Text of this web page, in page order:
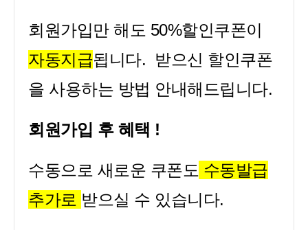
회원가입만 해도 50%할인쿠폰이
자동지급됩니다. 받으신 할인쿠폰
을 사용하는 방법 안내해드립니다.
회원가입 후 혜택 !
수동으로 새로운 쿠폰도 수동발급
추가로 받으실 수 있습니다.